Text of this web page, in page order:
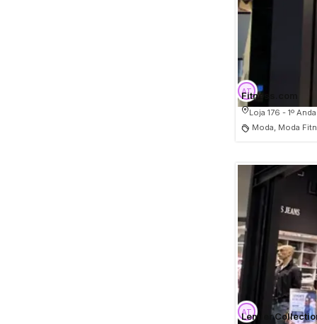
Fitness.com
Loja 176 - 1º
Moda, Moda
Lemier